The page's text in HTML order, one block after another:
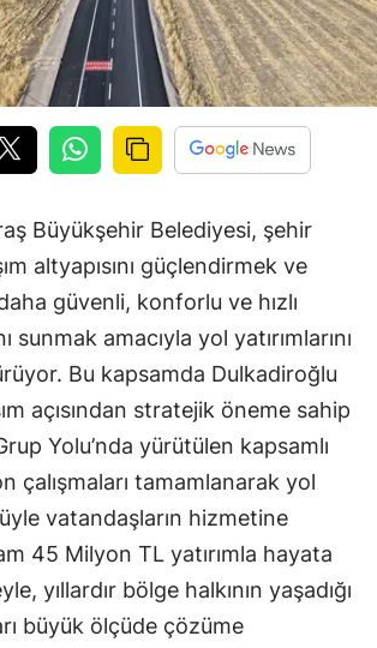
Büyükşehir Belediyesi, şehir
altyapısını güçlendirmek ve
güvenli, konforlu ve hızlı
sunmak amacıyla yol yatırımlarını
Bu kapsamda Dulkadiroğlu
açısından stratejik öneme sahip
Yolu’nda yürütülen kapsamlı
çalışmaları tamamlanarak yol
vatandaşların hizmetine
45 Milyon TL yatırımla hayata
yıllardır bölge halkının yaşadığı
büyük ölçüde çözüme